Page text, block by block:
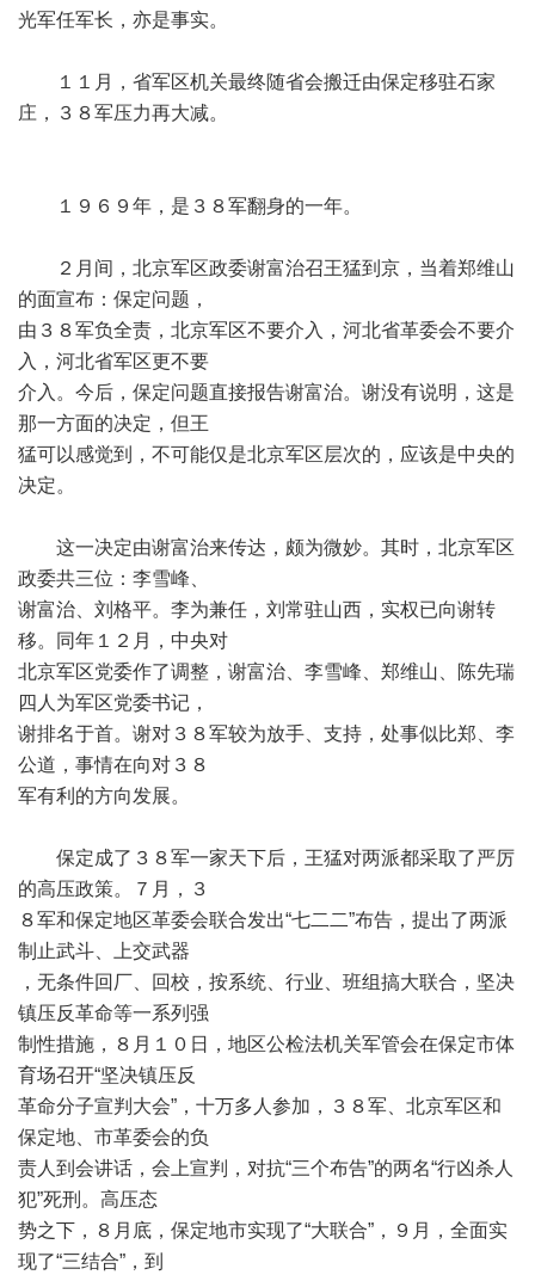
光军任军长，亦是事实。
１１月，省军区机关最终随省会搬迁由保定移驻石家
庄，３８军压力再大减。
１９６９年，是３８军翻身的一年。
２月间，北京军区政委谢富治召王猛到京，当着郑维山
的面宣布：保定问题，
由３８军负全责，北京军区不要介入，河北省革委会不要介
入，河北省军区更不要
介入。今后，保定问题直接报告谢富治。谢没有说明，这是
那一方面的决定，但王
猛可以感觉到，不可能仅是北京军区层次的，应该是中央的
决定。
这一决定由谢富治来传达，颇为微妙。其时，北京军区
政委共三位：李雪峰、
谢富治、刘格平。李为兼任，刘常驻山西，实权已向谢转
移。同年１２月，中央对
北京军区党委作了调整，谢富治、李雪峰、郑维山、陈先瑞
四人为军区党委书记，
谢排名于首。谢对３８军较为放手、支持，处事似比郑、李
公道，事情在向对３８
军有利的方向发展。
保定成了３８军一家天下后，王猛对两派都采取了严厉
的高压政策。７月，３
８军和保定地区革委会联合发出“七二二”布告，提出了两派
制止武斗、上交武器
，无条件回厂、回校，按系统、行业、班组搞大联合，坚决
镇压反革命等一系列强
制性措施，８月１０日，地区公检法机关军管会在保定市体
育场召开“坚决镇压反
革命分子宣判大会”，十万多人参加，３８军、北京军区和
保定地、市革委会的负
责人到会讲话，会上宣判，对抗“三个布告”的两名“行凶杀人
犯”死刑。高压态
势之下，８月底，保定地市实现了“大联合”，９月，全面实
现了“三结合”，到